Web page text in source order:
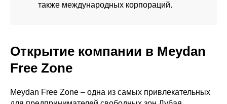
также международных корпораций.
Открытие компании в Meydan
Free Zone
Meydan Free Zone – одна из самых привлекательных